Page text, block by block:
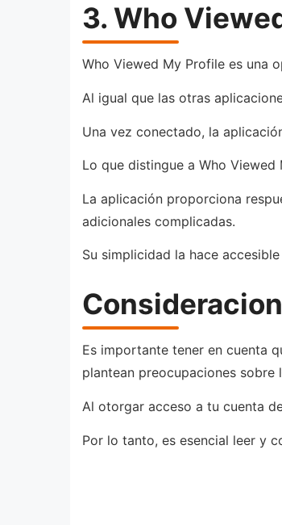
3. Who
Who Viewed My Profile es una
Al igual que las otras
Una vez conectado, la
Lo que distingue a Who
La aplicación proporciona
adicionales complicadas.
Su simplicidad la hace
Es importante tener en cuenta
plantean preocupaciones
Al otorgar acceso a tu cuenta
Por lo tanto, es esencial leer y